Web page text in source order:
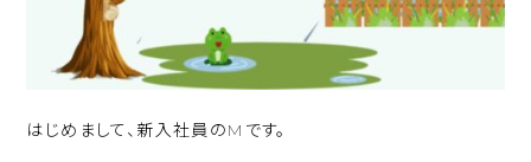
はじめまして、新入社員のMです。